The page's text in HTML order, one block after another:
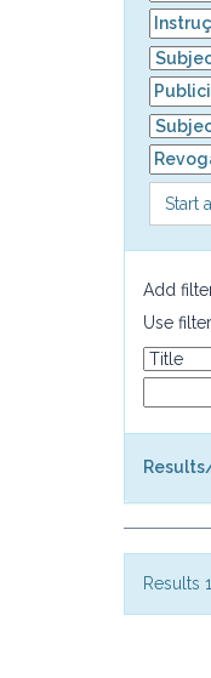
Start
Add
Use
Results